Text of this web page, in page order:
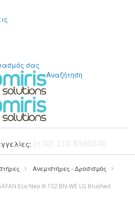
σας
Αναζήτηση
Ανεμιστήρες - Δροσισμός
Eco Neo III 152 BN-WE LG Brushed